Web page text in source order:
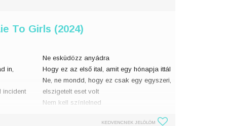
To Girls (2024)
in,
incident
Ne esküdözz anyádra
Hogy ez az első ital, amit egy hónapja ittál
Ne, ne mondd, hogy ez csak egy egyszeri,
elszigetelt eset volt
Nem kell színlelned
KEDVENCNEK JELÖLÖM